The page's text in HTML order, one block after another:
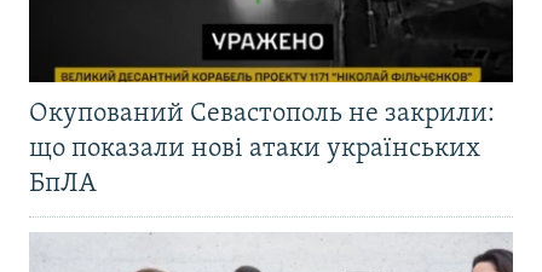
Окупований Севастополь не закрили:
що показали нові атаки українських
БпЛА